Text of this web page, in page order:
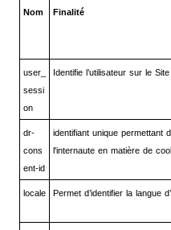
Nom Finalité
user_
sessi
on
Identifie l’utilisateur sur le Site
dr-
cons
ent-id
identifiant unique permettant
l'internaute en matière de
locale Permet d’identifier la langue